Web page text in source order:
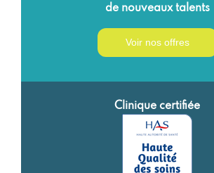
de nouveaux talents
Voir nos offres
Clinique certifiée